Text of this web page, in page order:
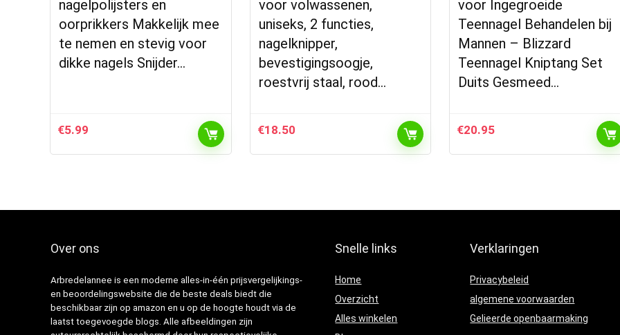
nagelpolijsters en
oorprikkers Makkelijk mee
te nemen en stevig voor
dikke nagels Snijder…
€5.99
voor volwassenen,
uniseks, 2 functies,
nagelknipper,
bevestigingsoogje,
roestvrij staal, rood…
€18.50
voor Ingegroeide
Teennagel Behandelen bij
Mannen – Blizzard
Teennagel Kniptang Set
Duits Gesmeed…
€20.95
Over ons
Arbredelannee is een moderne alles-in-één prijsvergelijkings-
en beoordelingswebsite die de beste deals biedt die
beschikbaar zijn op amazon en u op de hoogte houdt via de
laatst toegevoegde blogs. Alle afbeeldingen zijn
Snelle links
Home
Overzicht
Alles winkelen
Verklaringen
Privacybeleid
algemene voorwaarden
Gelieerde openbaarmaking